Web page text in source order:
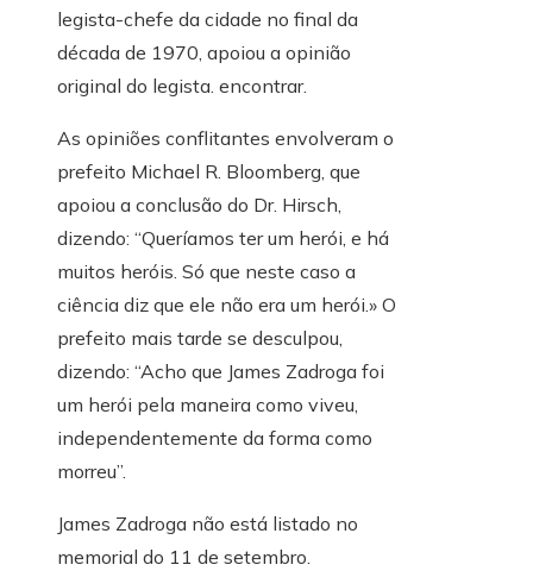
legista-chefe da cidade no final da
década de 1970, apoiou a opinião
original do legista. encontrar.
As opiniões conflitantes envolveram o
prefeito Michael R. Bloomberg, que
apoiou a conclusão do Dr. Hirsch,
dizendo: “Queríamos ter um herói, e há
muitos heróis. Só que neste caso a
ciência diz que ele não era um herói.» O
prefeito mais tarde se desculpou,
dizendo: “Acho que James Zadroga foi
um herói pela maneira como viveu,
independentemente da forma como
morreu”.
James Zadroga não está listado no
memorial do 11 de setembro.